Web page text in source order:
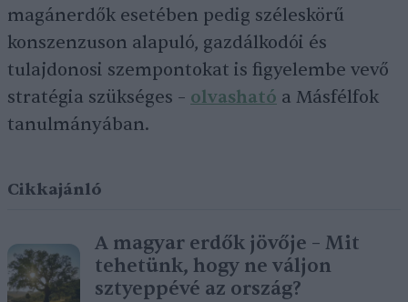
magánerdők esetében pedig széleskörű
konszenzuson alapuló, gazdálkodói és
tulajdonosi szempontokat is figyelembe vevő
stratégia szükséges – olvasható a Másfélfok
tanulmányában.
Cikkajánló
A magyar erdők jövője – Mit
tehetünk, hogy ne váljon
sztyeppévé az ország?